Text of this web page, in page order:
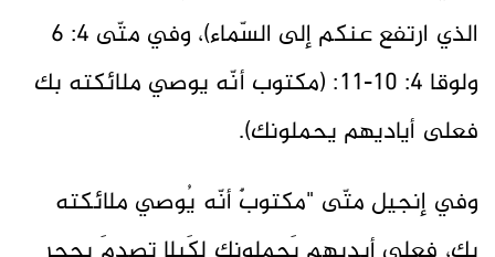
الذي ارتفع عنكم إلى السّماء)، وفي متّى 4: 6
ولوقا 4: 10-11: (مكتوب أنّه يوصي ملائكته بك
فعلى أياديهم يحملونك).
وفي إنجيل متّى "مكتوبٌ أنّه يُوصي ملائكته